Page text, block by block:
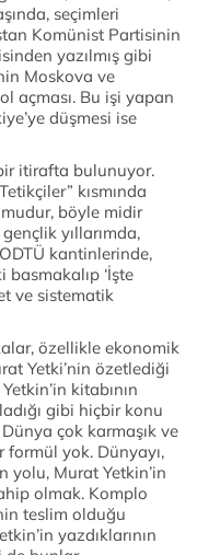
seçimleri
Komünist Partisinin
yazılmış gibi
Moskova ve
açması. Bu işi yapan
düşmesi ise
itirafta bulunuyor.
kısmında
böyle midir
yıllarımda,
kantinlerinde,
basmakalıp ‘İşte
ve sistematik
özellikle ekonomik
Yetki’nin özetlediği
kitabının
gibi hiçbir konu
çok karmaşık ve
formül yok. Dünyayı,
yolu, Murat Yetkin’in
olmak. Komplo
teslim olduğu
yazdıklarının